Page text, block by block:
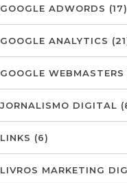
GOOGLE ADWORDS (17)
GOOGLE ANALYTICS
GOOGLE WEBMASTERS
JORNALISMO DIGITAL
LINKS (6)
LIVROS MARKETING